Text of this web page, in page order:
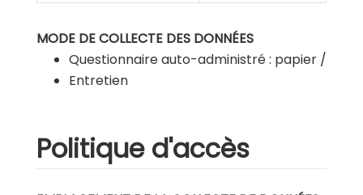
MODE DE COLLECTE DES DONNÉES
Questionnaire auto-administré : papier /
Entretien
Politique d'accès